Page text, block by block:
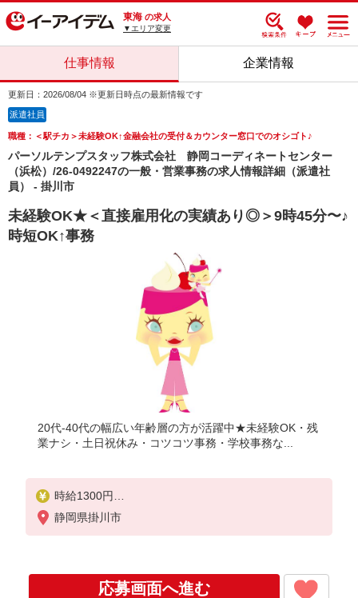
東海 の求人
▼エリア変更
仕事情報 企業情報
更新日：2026/08/04 ※更新日時点の最新情報です
派遣社員
職種：＜駅チカ＞未経験OK↑金融会社の受付＆カウンター窓口でのオシゴト♪
パーソルテンプスタッフ株式会社 静岡コーディネートセンター
（浜松）/26-0492247の一般・営業事務の求人情報詳細（派遣社
員） - 掛川市
未経験OK★＜直接雇用化の実績あり◎＞9時45分〜♪
時短OK↑事務
20代-40代の幅広い年齢層の方が活躍中★未経験OK・残
業ナシ・土日祝休み・コツコツ事務・学校事務な...
時給1300円
【月収例】￥197,925（￥1300×7時間15分×21日）
+残業代 +交通費
静岡県掛川市
応募画面へ進む